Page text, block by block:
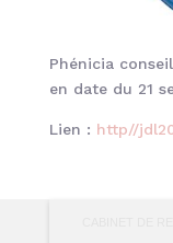
Phénicia
en date du 21
Lien : http//